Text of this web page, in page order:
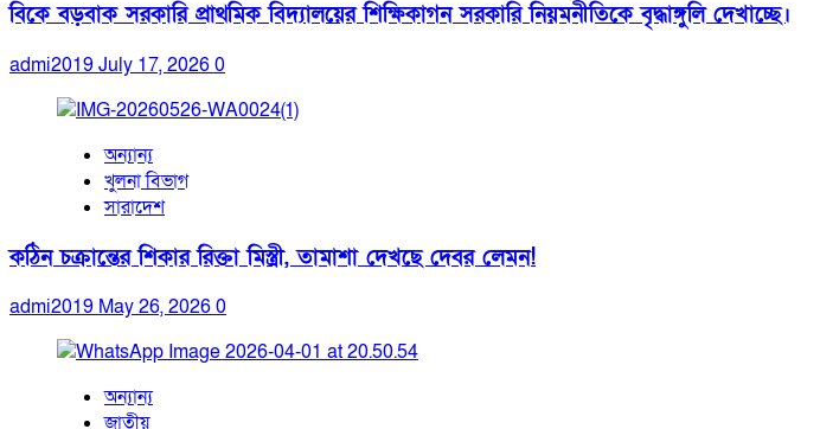
বিকে বড়বাক সরকারি প্রাথমিক বিদ্যালয়ের শিক্ষিকাগন সরকারি নিয়মনীতিকে বৃদ্ধাঙ্গুলি দেখাচ্ছে।
admi2019July 17, 20260
অন্যান্য
খুলনা বিভাগ
সারাদেশ
কঠিন চক্রান্তের শিকার রিক্তা মিস্ত্রী, তামাশা দেখছে দেবর লেমন!
admi2019 May 26, 20260
অন্যান্য
জাতীয়